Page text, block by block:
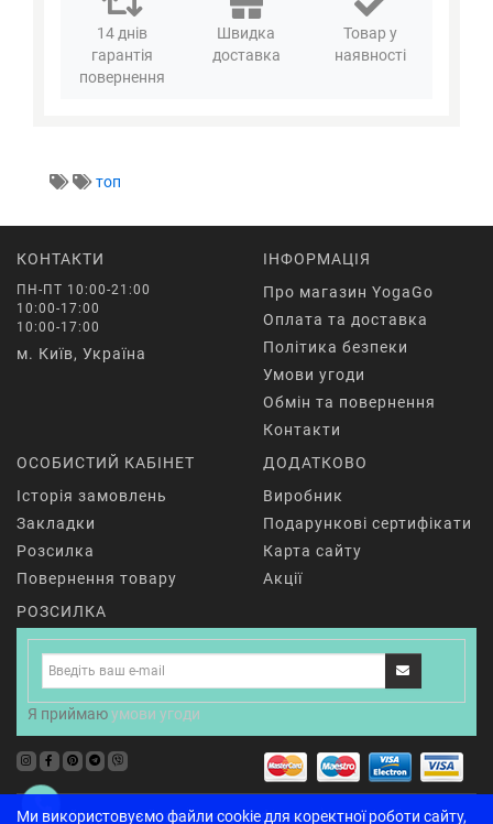
14 днів
гарантія
повернення
Швидка
доставка
Товар у
наявності
топ
КОНТАКТИ
ПН-ПТ 10:00-21:00
10:00-17:00
10:00-17:00
м. Київ, Україна
ІНФОРМАЦІЯ
Про магазин YogaGo
Оплата та доставка
Політика безпеки
Умови угоди
Обмін та повернення
Контакти
ОСОБИСТИЙ КАБІНЕТ
Історія замовлень
Закладки
Розсилка
Повернення товару
ДОДАТКОВО
Виробник
Подарункові сертифікати
Карта сайту
Акції
РОЗСИЛКА
Я приймаюумови угоди
Жіночий одяг для йоги Одяг для фітнесу Чоловічий
Ми використовуємо файли cookie для коректної роботи сайту,